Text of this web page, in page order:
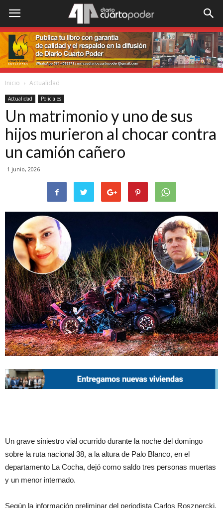
Inicio Actualidad
Actualidad Policiales
Un matrimonio y uno de sus
hijos murieron al chocar contra
un camión cañero
1 junio, 2026
Un grave siniestro vial ocurrido durante la noche del domingo
sobre la ruta nacional 38, a la altura de Palo Blanco, en el
departamento La Cocha, dejó como saldo tres personas muertas
y un menor internado.
Según la información preliminar del periodista Carlos Rosznercki,